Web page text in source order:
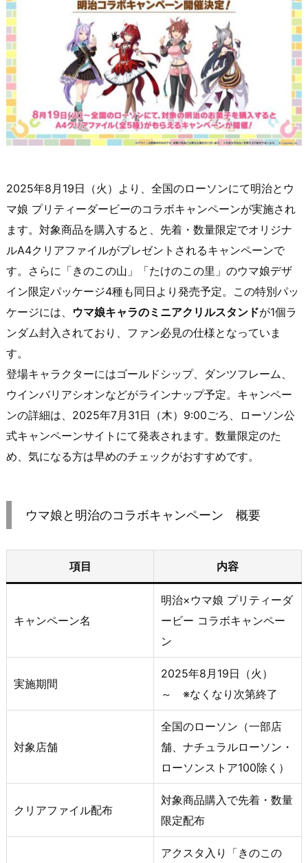
2025年8月19日（火）より、全国のローソンにて明治とウ
マ娘 プリティーダービーのコラボキャンペーンが実施され
ます。対象商品を購入すると、先着・数量限定でオリジナ
ルA4クリアファイルがプレゼントされるキャンペーンで
す。さらに「きのこの山」「たけのこの里」のウマ娘デザ
イン限定パッケージ4種も同日より発売予定。この特別パッ
ケージには、 ウマ娘キャラのミニアクリルスタンドが1個ラ
ンダム封入されており、ファン必見の仕様となっていま
す。
登場キャラクターにはゴールドシップ、ダンツフレーム、
ウインバリアシオンなどがラインナップ予定。キャンペー
ンの詳細は、2025年7月31日（木）9:00ごろ、ローソン公
式キャンペーンサイトにて発表されます。数量限定のた
め、気になる方は早めのチェックがおすすめです。
ウマ娘と明治のコラボキャンペーン 概要
項目 内容
キャンペーン名
明治×ウマ娘 プリティーダ
ービー コラボキャンペー
ン
実施期間
2025年8月19日（火）
～ ※なくなり次第終了
対象店舗
全国のローソン（一部店
舗、ナチュラルローソン・
ローソンストア100除く）
クリアファイル配布
対象商品購入で先着・数量
限定配布
アクスタ入り「きのこの